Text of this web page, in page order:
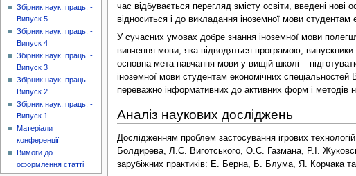
час відбувається перегляд змісту освіти, введені
відноситься і до викладання іноземної мови
У сучасних умовах добре знання іноземної мови
вивчення мови, яка відводяться програмою,
основна мета навчання мови у вищій школі –
іноземної мови студентам економічних спеціальностей
переважно інформативних до активних форм і методів
Аналіз наукових досліджень
Дослідженням проблем застосування ігрових
Болдирева, Л.С. Виготського, О.С. Газмана, Р.І.
зарубіжних практиків: Е. Берна, Б. Блума, Я. Корчака та
Збірник наук. праць. -
Випуск 5
Збірник наук. праць. -
Випуск 4
Збірник наук. праць. -
Випуск 3
Збірник наук. праць. -
Випуск 2
Збірник наук. праць. -
Випуск 1
Матеріали
конференції
Вимоги до
оформлення статті